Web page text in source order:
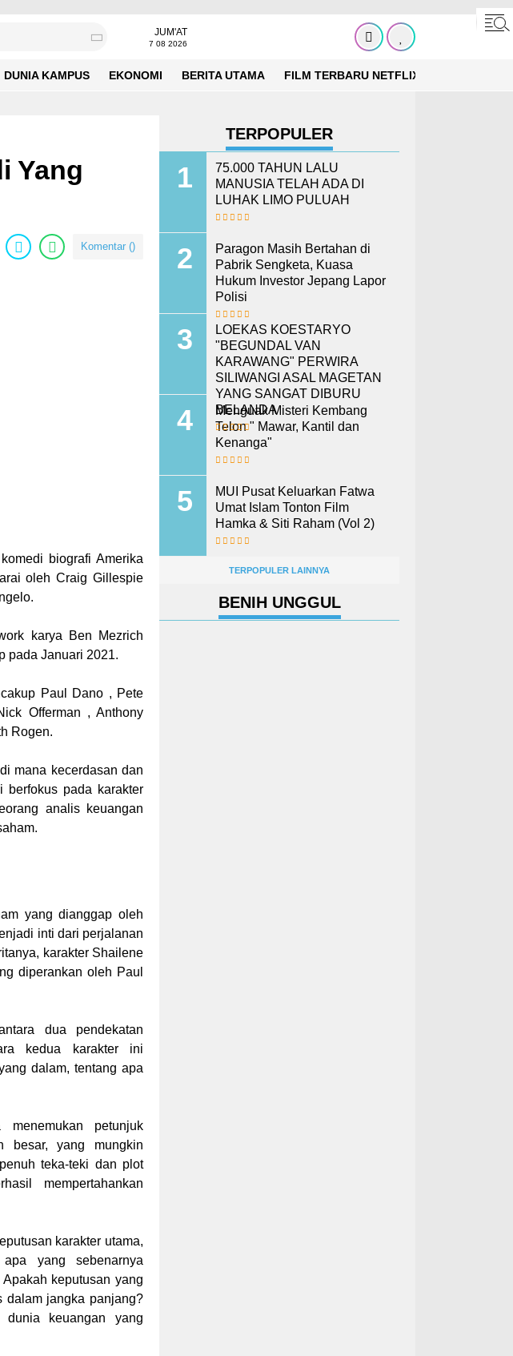
JUM'AT
7 08 2026
DUNIA KAMPUS EKONOMI BERITA UTAMA FILM TERBARU NETFLIX
Yang
Komentar ()
biografi Amerika
oleh Craig Gillespie
karya Ben Mezrich
pada Januari 2021.
Paul Dano , Pete
Offerman , Anthony
Rogen.
mana kecerdasan dan
berfokus pada karakter
analis keuangan
yang dianggap oleh
inti dari perjalanan
karakter Shailene
diperankan oleh Paul
dua pendekatan
kedua karakter ini
dalam, tentang apa
petunjuk
besar, yang mungkin
teka-teki dan plot
mempertahankan
karakter utama,
yang sebenarnya
keputusan yang
dalam jangka panjang?
keuangan yang
TERPOPULER
75.000 TAHUN LALU
MANUSIA TELAH ADA DI
LUHAK LIMO PULUAH
Paragon Masih Bertahan di
Pabrik Sengketa, Kuasa
Hukum Investor Jepang Lapor
Polisi
LOEKAS KOESTARYO
"BEGUNDAL VAN
KARAWANG" PERWIRA
SILIWANGI ASAL MAGETAN
YANG SANGAT DIBURU
BELANDA
Menguak Misteri Kembang
Telon " Mawar, Kantil dan
Kenanga"
MUI Pusat Keluarkan Fatwa
Umat Islam Tonton Film
Hamka & Siti Raham (Vol 2)
TERPOPULER LAINNYA
BENIH UNGGUL